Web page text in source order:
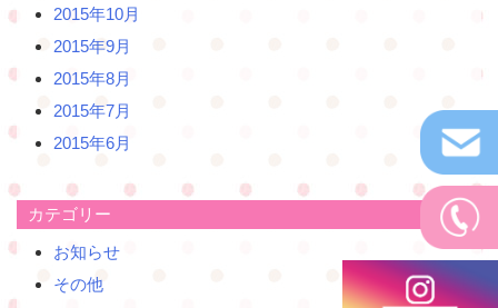
2015年10月
2015年9月
2015年8月
2015年7月
2015年6月
カテゴリー
お知らせ
その他